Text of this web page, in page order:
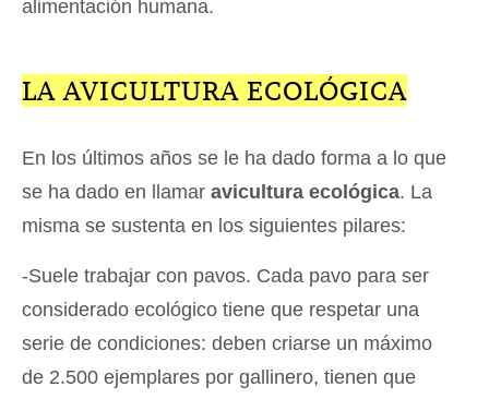
alimentación humana.
LA AVICULTURA ECOLÓGICA
En los últimos años se le ha dado forma a lo que
se ha dado en llamar avicultura ecológica. La
misma se sustenta en los siguientes pilares:
-Suele trabajar con pavos. Cada pavo para ser
considerado ecológico tiene que respetar una
serie de condiciones: deben criarse un máximo
de 2.500 ejemplares por gallinero, tienen que